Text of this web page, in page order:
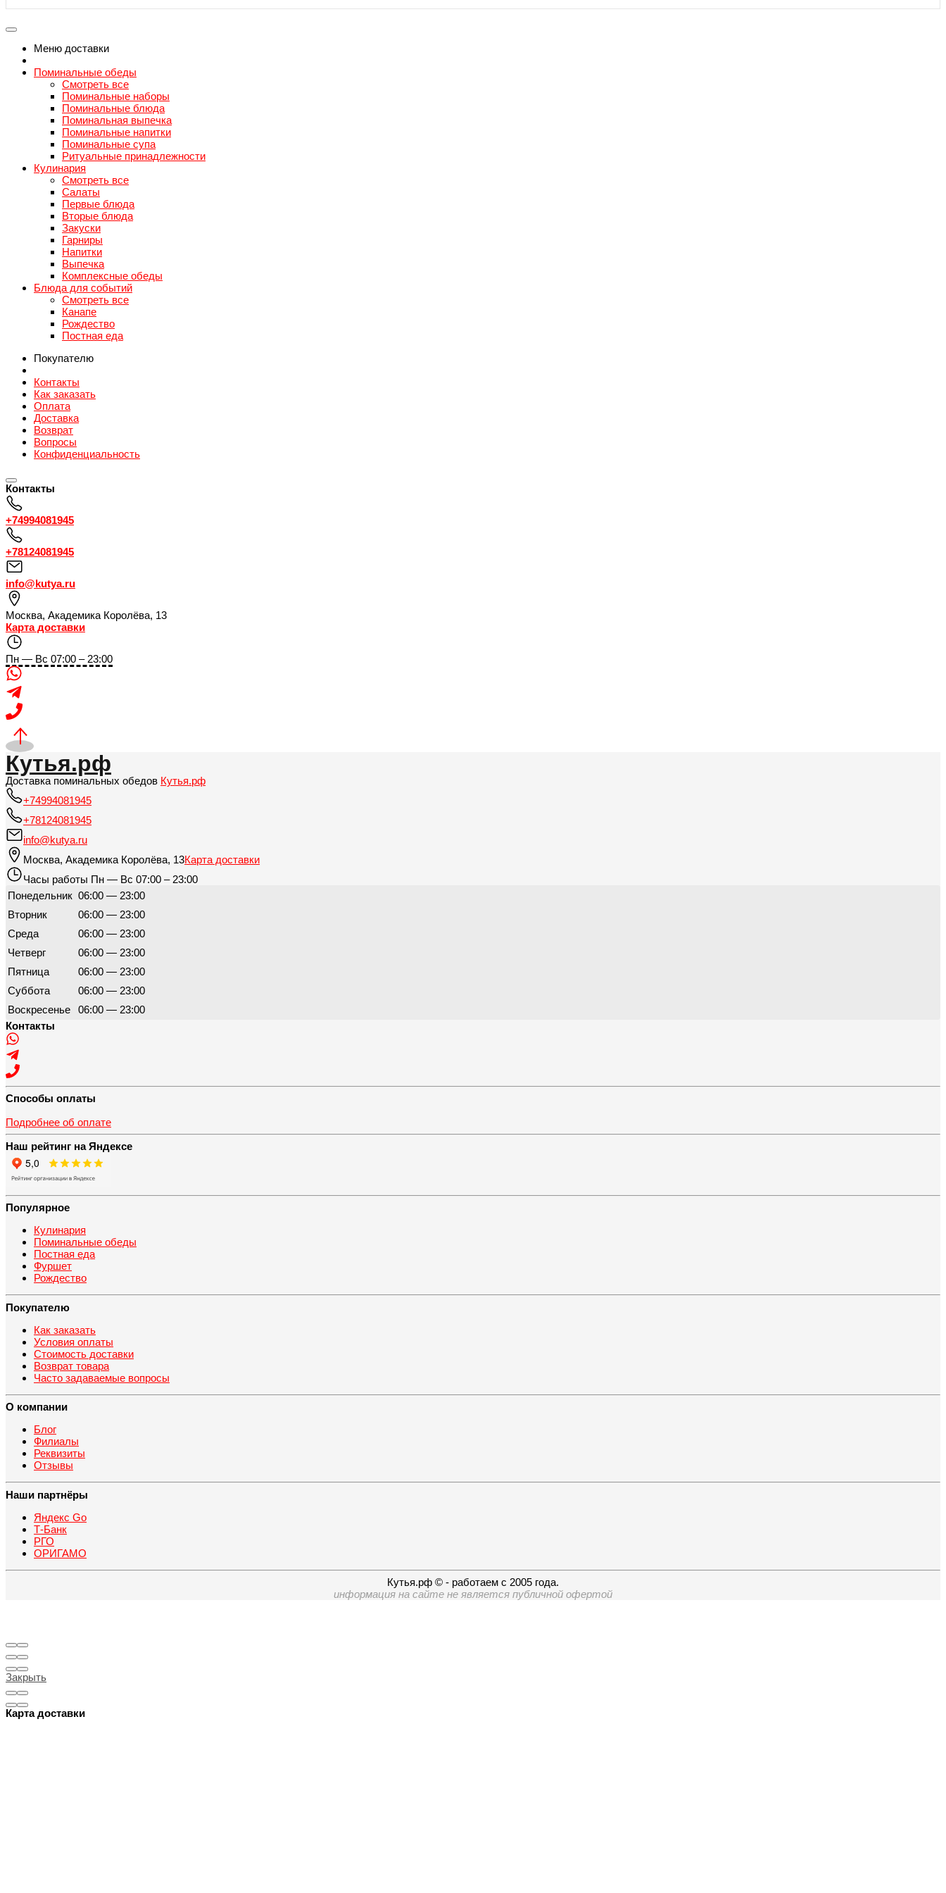
Меню доставки
Поминальные обеды
Смотреть все
Поминальные наборы
Поминальные блюда
Поминальная выпечка
Поминальные напитки
Поминальные супа
Ритуальные принадлежности
Кулинария
Смотреть все
Салаты
Первые блюда
Вторые блюда
Закуски
Гарниры
Напитки
Выпечка
Комплексные обеды
Блюда для событий
Смотреть все
Канапе
Рождество
Постная еда
Покупателю
Контакты
Как заказать
Оплата
Доставка
Возврат
Вопросы
Конфиденциальность
Контакты
+74994081945
+78124081945
info@kutya.ru
Москва, Академика Королёва, 13
Карта доставки
Пн — Вс 07:00 – 23:00
Кутья.рф
Доставка поминальных обедов Кутья.рф
+74994081945
+78124081945
info@kutya.ru
Москва, Академика Королёва, 13Карта доставки
Часы работы Пн — Вс 07:00 – 23:00
Понедельник 06:00 — 23:00
Вторник
06:00 — 23:00
Среда
06:00 — 23:00
Четверг
06:00 — 23:00
Пятница
06:00 — 23:00
Суббота
06:00 — 23:00
Воскресенье
06:00 — 23:00
Контакты
Способы оплаты
Подробнее об оплате
Наш рейтинг на Яндексе
Популярное
Кулинария
Поминальные обеды
Постная еда
Фуршет
Рождество
Покупателю
Как заказать
Условия оплаты
Стоимость доставки
Возврат товара
Часто задаваемые вопросы
О компании
Блог
Филиалы
Реквизиты
Отзывы
Наши партнёры
Яндекс Go
Т-Банк
РГО
ОРИГАМО
Кутья.рф © - работаем с 2005 года.
информация на сайте не является публичной офертой
Закрыть
Карта доставки